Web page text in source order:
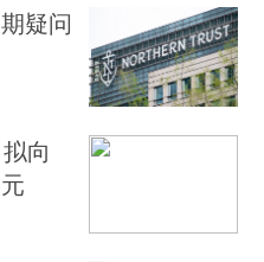
疑问
向